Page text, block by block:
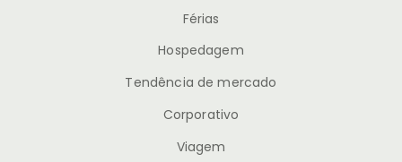
Férias
Hospedagem
Tendência de mercado
Corporativo
Viagem